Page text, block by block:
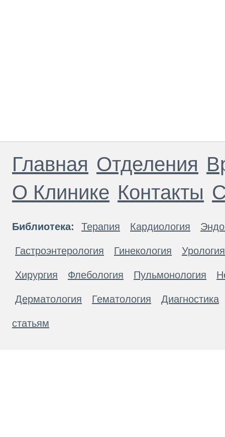
Главная Отделения
О Клинике Контакты
Библиотека: Терапия Кардиология
Гастроэнтерология Гинекология Урология
Хирургия Флебология Пульмонология
Дерматология Гематология Диагностика
статьям